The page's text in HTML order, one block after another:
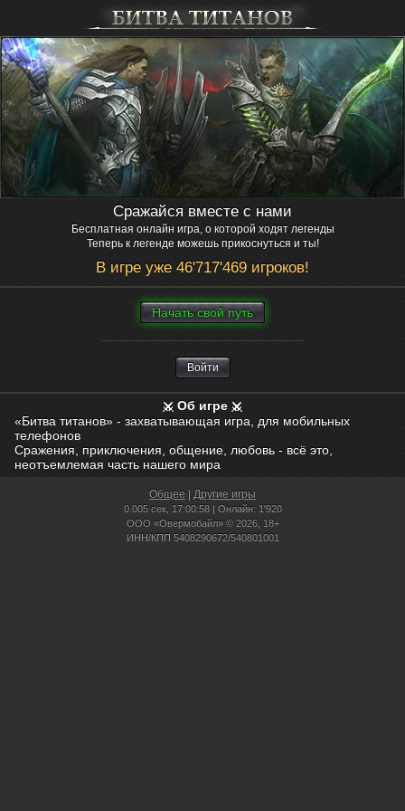
Сражайся вместе с нами
Бесплатная онлайн игра, о которой ходят легенды
Теперь к легенде можешь прикоснуться и ты!
В игре уже 46'717'469 игроков!
Нaчaть свой путь
Войти
Об игре
«Битва титанов» - захватывающая игра, для мобильных
телефонов
Сражения, приключения, общение, любовь - всё это,
неотъемлемая часть нашего мира
Общее Другие игры
0.005 сек, 17:00:58 | Онлайн: 1'920
ООО «Овермобайл» © 2026, 18+
ИНН/КПП 5408290672/540801001